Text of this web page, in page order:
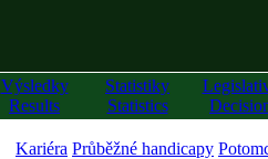
Výsledky
Results
Statistiky
Statistics
Kariéra Průběžné handicapy